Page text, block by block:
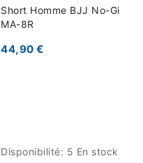
Short Homme BJJ No-Gi
MA-8R
44,90 €
Disponibilité: 5 En stock